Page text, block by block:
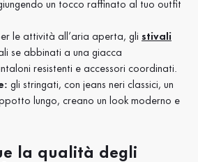
un tocco raffinato al tuo outfit
le attività all’aria aperta, gli stivali
se abbinati a una giacca
resistenti e accessori coordinati.
gli stringati, con jeans neri classici, un
lungo, creano un look moderno e
la qualità degli